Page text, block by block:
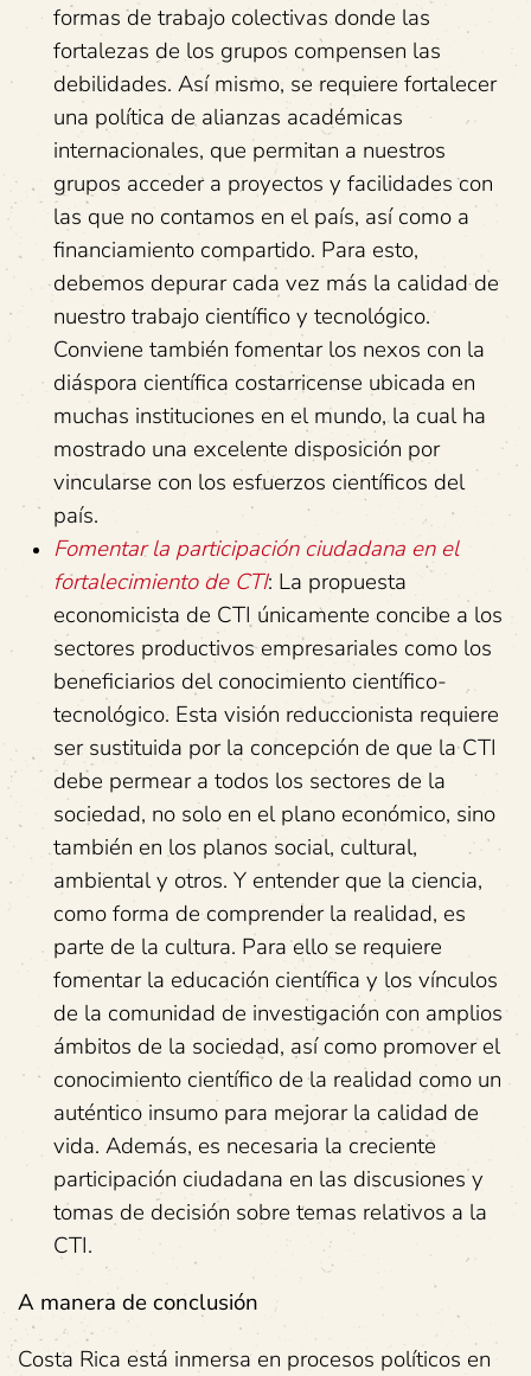
formas de trabajo colectivas donde las
fortalezas de los grupos compensen las
debilidades. Así mismo, se requiere fortalecer
una política de alianzas académicas
internacionales, que permitan a nuestros
grupos acceder a proyectos y facilidades con
las que no contamos en el país, así como a
financiamiento compartido. Para esto,
debemos depurar cada vez más la calidad de
nuestro trabajo científico y tecnológico.
Conviene también fomentar los nexos con la
diáspora científica costarricense ubicada en
muchas instituciones en el mundo, la cual ha
mostrado una excelente disposición por
vincularse con los esfuerzos científicos del
país.
Fomentar la participación ciudadana en el
fortalecimiento de CTI: La propuesta
economicista de CTI únicamente concibe a los
sectores productivos empresariales como los
beneficiarios del conocimiento científico-
tecnológico. Esta visión reduccionista requiere
ser sustituida por la concepción de que la CTI
debe permear a todos los sectores de la
sociedad, no solo en el plano económico, sino
también en los planos social, cultural,
ambiental y otros. Y entender que la ciencia,
como forma de comprender la realidad, es
parte de la cultura. Para ello se requiere
fomentar la educación científica y los vínculos
de la comunidad de investigación con amplios
ámbitos de la sociedad, así como promover el
conocimiento científico de la realidad como un
auténtico insumo para mejorar la calidad de
vida. Además, es necesaria la creciente
participación ciudadana en las discusiones y
tomas de decisión sobre temas relativos a la
CTI.
A manera de conclusión
Costa Rica está inmersa en procesos políticos en